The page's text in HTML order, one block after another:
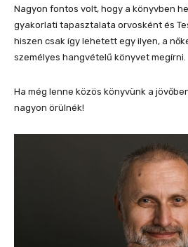
Nagyon fontos volt, hogy a könyvben
gyakorlati tapasztalata orvosként és
hiszen csak így lehetett egy ilyen, a
személyes hangvételű könyvet megírni.
Ha még lenne közös könyvünk a
nagyon örülnék!